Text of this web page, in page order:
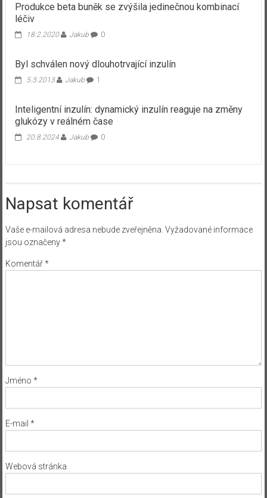
Produkce beta buněk se zvýšila jedinečnou kombinací
léčiv
18.2.2020 Jakub 0
Byl schválen nový dlouhotrvající inzulín
5.3.2013 Jakub 1
Inteligentní inzulín: dynamický inzulín reaguje na změny
glukózy v reálném čase
20.8.2024 Jakub 0
Napsat komentář
Vaše e-mailová adresa nebude zveřejněna. Vyžadované informace
jsou označeny*
Komentář*
Jméno *
E-mail *
Webová stránka